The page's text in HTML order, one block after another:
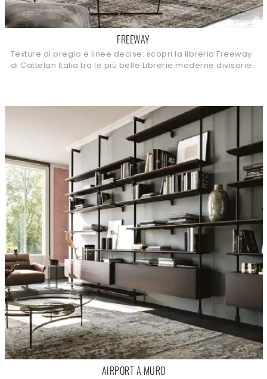
FREEWAY
Texture di pregio e linee decise: scopri la libreria Freeway
di Cattelan Italia tra le più belle Librerie moderne divisorie.
AIRPORT A MURO